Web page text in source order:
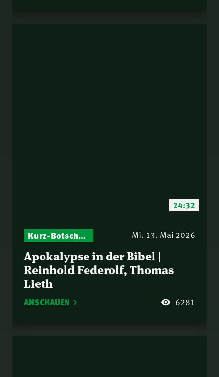
24:32
Kurz-Botschaften – Biblische Impulse mit Zukunft im Blick Mi. 13. Mai 2026
Apokalypse in der Bibel |
Reinhold Federolf, Thomas
Lieth
ANSCHAUEN 6281